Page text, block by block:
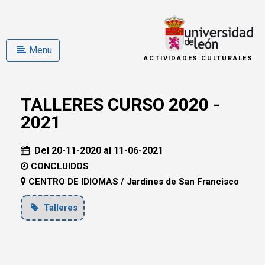
Menu
ACTIVIDADES CULTURALES
TALLERES CURSO 2020 -
2021
Del 20-11-2020 al 11-06-2021
CONCLUIDOS
CENTRO DE IDIOMAS / Jardines de San Francisco
Talleres